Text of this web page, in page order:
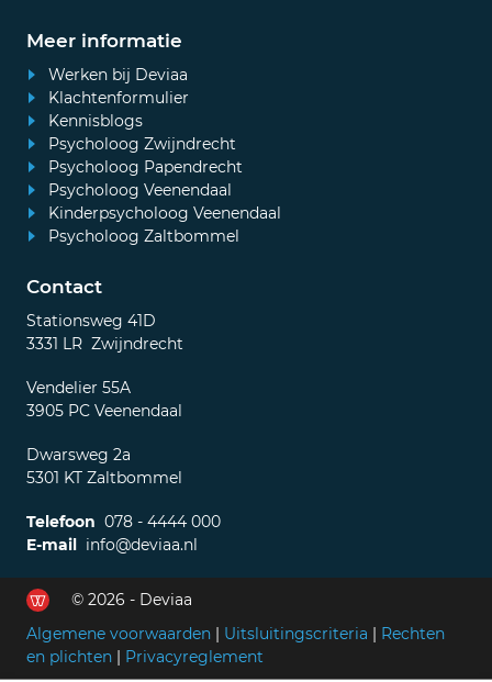
Meer informatie
Werken bij Deviaa
Klachtenformulier
Kennisblogs
Psycholoog Zwijndrecht
Psycholoog Papendrecht
Psycholoog Veenendaal
Kinderpsycholoog Veenendaal
Psycholoog Zaltbommel
Contact
Stationsweg 41D
3331 LR Zwijndrecht
Vendelier 55A
3905 PC Veenendaal
Dwarsweg 2a
5301 KT Zaltbommel
Telefoon 078 - 4444 000
E-mail
info@deviaa.nl
© 2026 - Deviaa
Algemene voorwaarden
Uitsluitingscriteria
Rechten
en plichten
Privacyreglement